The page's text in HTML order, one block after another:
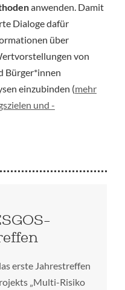
anwenden. Damit
Dialoge dafür
über
von
Bürger*innen
einzubinden (mehr
und -
erste Jahrestreffen
„Multi-Risiko